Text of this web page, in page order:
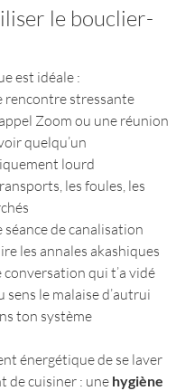
le bouclier-
est idéale :
rencontre stressante
Zoom ou une réunion
quelqu’un
lourd
les foules, les
séance de canalisation
les annales akashiques
conversation qui t’a vidé
sens le malaise d’autrui
ton système
énergétique de se laver
de cuisiner : une hygiène